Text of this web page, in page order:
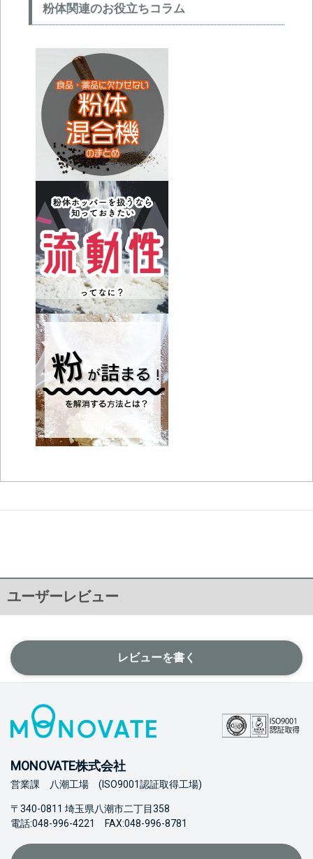
粉体関連のお役立ちコラム
ユーザーレビュー
レビューを書く
MONOVATE株式会社
営業課 八潮工場 (ISO9001認証取得工場)
〒340-0811 埼玉県八潮市二丁目358
電話:048-996-4221 FAX:048-996-8781